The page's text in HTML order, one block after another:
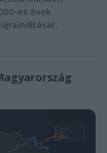
es évek